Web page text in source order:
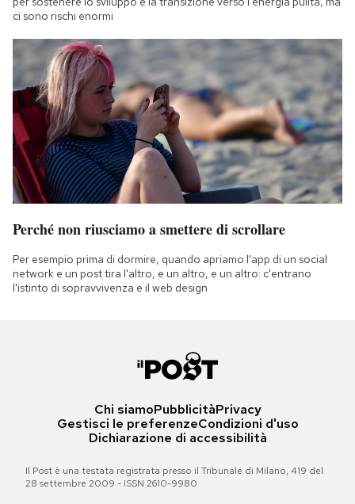
ci sono rischi enormi
Perché non riusciamo a smettere di scrollare
Per esempio prima di dormire, quando apriamo l'app di un social
network e un post tira l'altro, e un altro, e un altro: c'entrano
l'istinto di sopravvivenza e il web design
Chi siamoPubblicitàPrivacy
Gestisci le preferenzeCondizioni d'uso
Dichiarazione di accessibilità
Il Post è una testata registrata presso il Tribunale di Milano, 419 del
28 settembre 2009 - ISSN 2610-9980